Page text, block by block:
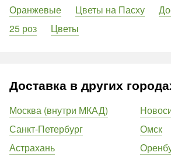
Оранжевые
Цветы на Пасху
25 роз
Цветы
Доставка в других
Москва (внутри МКАД)
Санкт-Петербург
Астрахань
Омск